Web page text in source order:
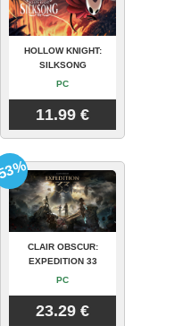
HOLLOW KNIGHT:
SILKSONG
PC
11.99 €
CLAIR OBSCUR:
EXPEDITION 33
PC
23.29 €